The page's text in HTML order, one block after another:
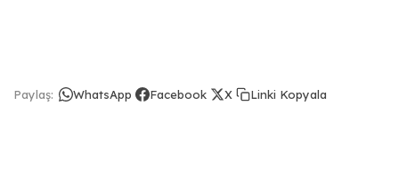
Paylaş: WhatsApp Facebook X Linki Kopyala